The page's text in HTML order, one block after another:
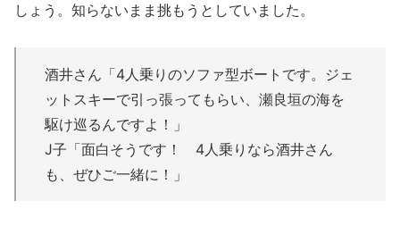
しょう。知らないまま挑もうとしていました。
酒井さん「4人乗りのソファ型ボートです。ジェ
ットスキーで引っ張ってもらい、瀬良垣の海を
駆け巡るんですよ！」
J子「面白そうです！ 4人乗りなら酒井さん
も、ぜひご一緒に！」